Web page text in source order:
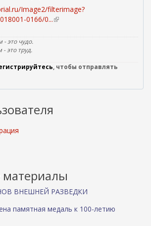
Image2/filterimage?
0166/0...(
н
н
я
- это чудо.
- это труд.
, чтобы отправлять
ВНЕШНЕЙ РАЗВЕДКИ
памятная медаль к 100-летию